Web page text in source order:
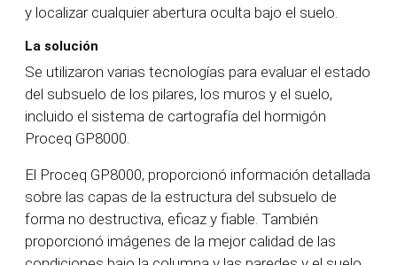
y localizar cualquier abertura oculta bajo el suelo.
La solución
Se utilizaron varias tecnologías para evaluar el estado
del subsuelo de los pilares, los muros y el suelo,
incluido el sistema de cartografía del hormigón
Proceq GP8000.
El Proceq GP8000, proporcionó información detallada
sobre las capas de la estructura del subsuelo de
forma no destructiva, eficaz y fiable. También
proporcionó imágenes de la mejor calidad de las